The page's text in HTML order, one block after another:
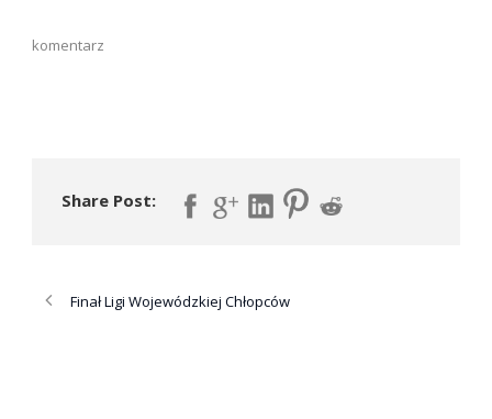
komentarz
Share Post:
Finał Ligi Wojewódzkiej Chłopców